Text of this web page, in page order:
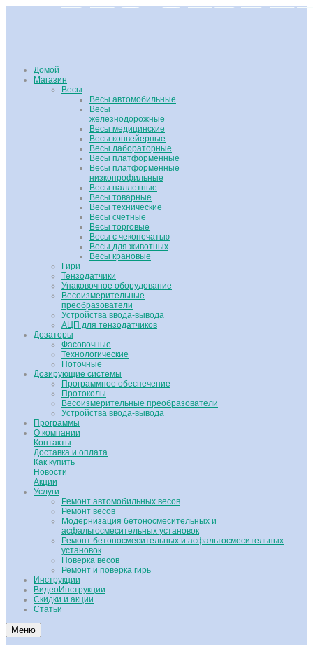
Домой
Магазин
Весы
Весы автомобильные
Весы
железнодорожные
Весы медицинские
Весы конвейерные
Весы лабораторные
Весы платформенные
Весы платформенные
низкопрофильные
Весы паллетные
Весы товарные
Весы технические
Весы счетные
Весы торговые
Весы с чекопечатью
Весы для животных
Весы крановые
Гири
Тензодатчики
Упаковочное оборудование
Весоизмерительные
преобразователи
Устройства ввода-вывода
АЦП для тензодатчиков
Дозаторы
Фасовочные
Технологические
Поточные
Дозирующие системы
Программное обеспечение
Протоколы
Весоизмерительные преобразователи
Устройства ввода-вывода
Программы
О компании
Контакты
Доставка и оплата
Как купить
Новости
Акции
Услуги
Ремонт автомобильных весов
Ремонт весов
Модернизация бетоносмесительных и
асфальтосмесительных установок
Ремонт бетоносмесительных и асфальтосмесительных
установок
Поверка весов
Ремонт и поверка гирь
Инструкции
ВидеоИнструкции
Скидки и акции
Статьи
Меню